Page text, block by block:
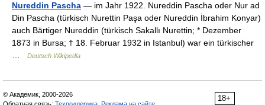
Nureddin Pascha — im Jahr 1922. Nureddin Pascha oder Nur ad
Din Pascha (türkisch Nurettin Paşa oder Nureddin İbrahim Konyar)
auch Bärtiger Nureddin (türkisch Sakallı Nurettin; * Dezember
1873 in Bursa; † 18. Februar 1932 in Istanbul) war ein türkischer
Deutsch Wikipedia
18+
© Академик, 2000-2026